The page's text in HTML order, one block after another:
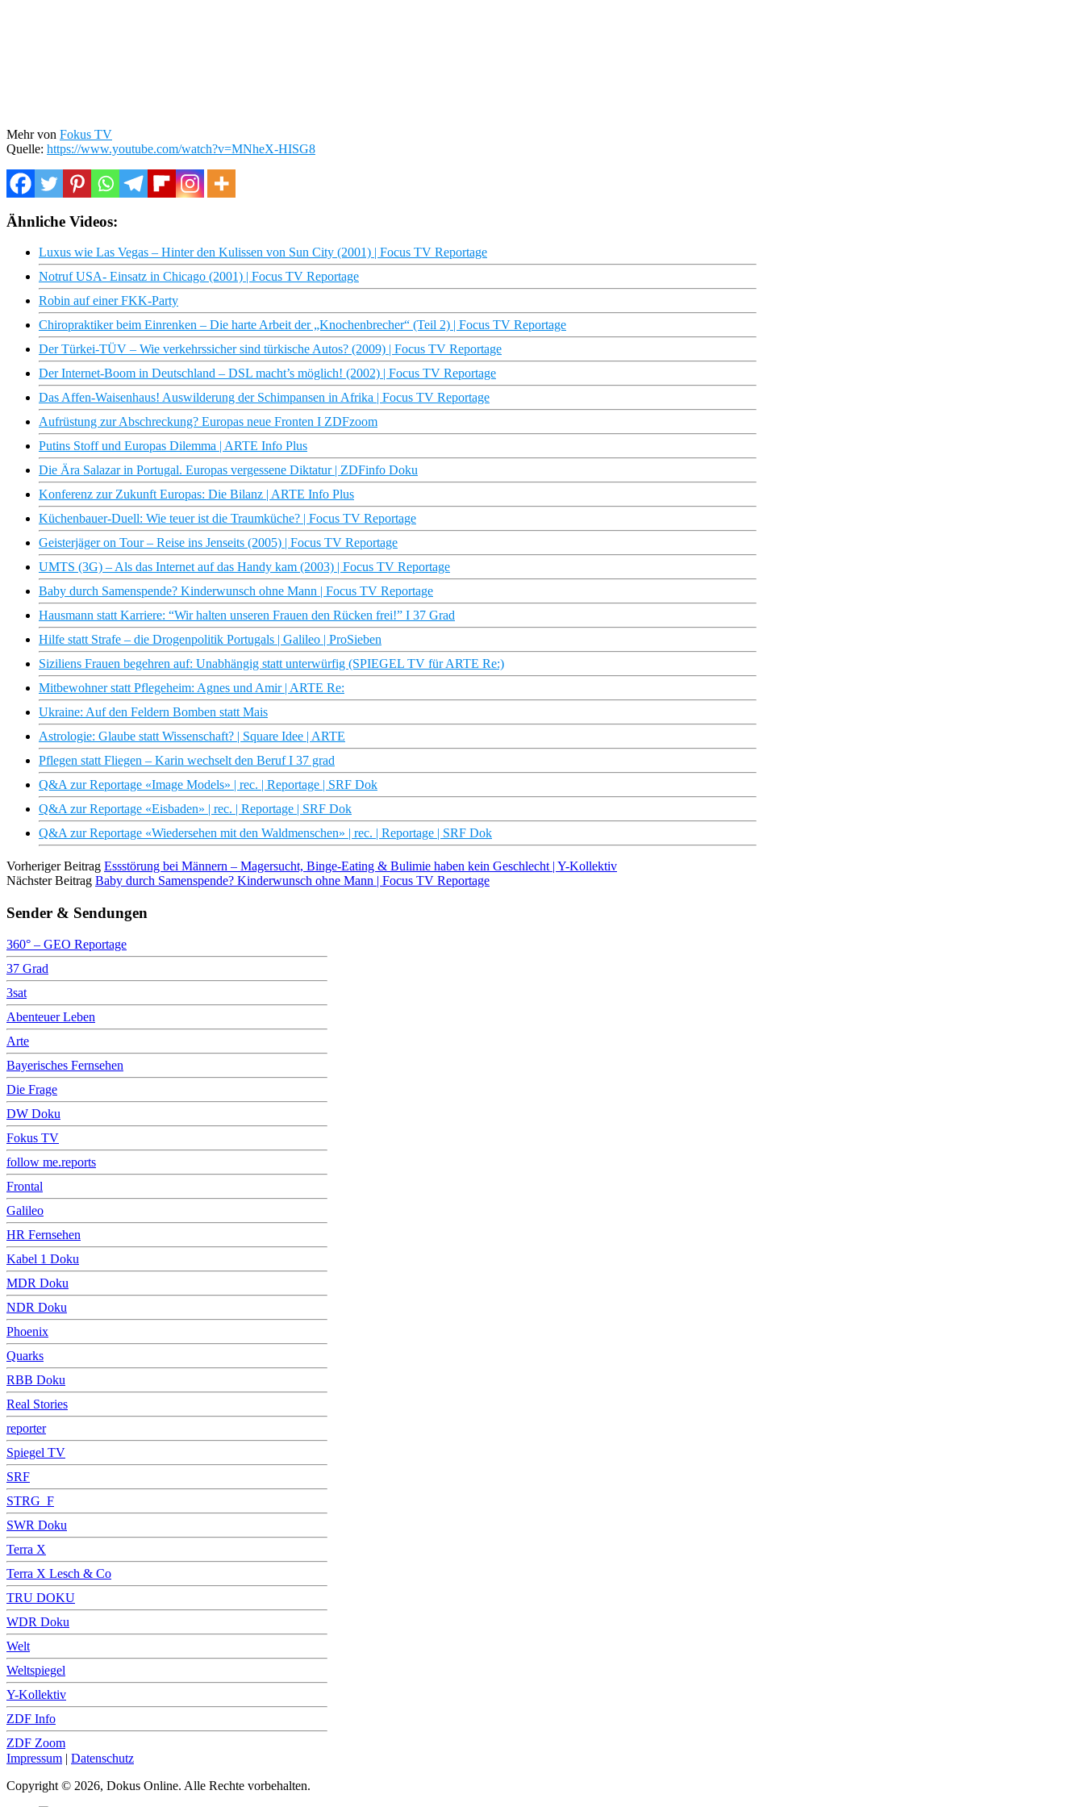
Mehr von Fokus TV
Quelle: https://www.youtube.com/watch?v=MNheX-HISG8
Ähnliche Videos:
Luxus wie Las Vegas – Hinter den Kulissen von Sun City (2001) | Focus TV Reportage
Notruf USA- Einsatz in Chicago (2001) | Focus TV Reportage
Robin auf einer FKK-Party
Chiropraktiker beim Einrenken – Die harte Arbeit der „Knochenbrecher“ (Teil 2) | Focus TV Reportage
Der Türkei-TÜV – Wie verkehrssicher sind türkische Autos? (2009) | Focus TV Reportage
Der Internet-Boom in Deutschland – DSL macht’s möglich! (2002) | Focus TV Reportage
Das Affen-Waisenhaus! Auswilderung der Schimpansen in Afrika | Focus TV Reportage
Aufrüstung zur Abschreckung? Europas neue Fronten I ZDFzoom
Putins Stoff und Europas Dilemma | ARTE Info Plus
Die Ära Salazar in Portugal. Europas vergessene Diktatur | ZDFinfo Doku
Konferenz zur Zukunft Europas: Die Bilanz | ARTE Info Plus
Küchenbauer-Duell: Wie teuer ist die Traumküche? | Focus TV Reportage
Geisterjäger on Tour – Reise ins Jenseits (2005) | Focus TV Reportage
UMTS (3G) – Als das Internet auf das Handy kam (2003) | Focus TV Reportage
Baby durch Samenspende? Kinderwunsch ohne Mann | Focus TV Reportage
Hausmann statt Karriere: “Wir halten unseren Frauen den Rücken frei!” I 37 Grad
Hilfe statt Strafe – die Drogenpolitik Portugals | Galileo | ProSieben
Siziliens Frauen begehren auf: Unabhängig statt unterwürfig (SPIEGEL TV für ARTE Re:)
Mitbewohner statt Pflegeheim: Agnes und Amir | ARTE Re:
Ukraine: Auf den Feldern Bomben statt Mais
Astrologie: Glaube statt Wissenschaft? | Square Idee | ARTE
Pflegen statt Fliegen – Karin wechselt den Beruf I 37 grad
Q&A zur Reportage «Image Models» | rec. | Reportage | SRF Dok
Q&A zur Reportage «Eisbaden» | rec. | Reportage | SRF Dok
Q&A zur Reportage «Wiedersehen mit den Waldmenschen» | rec. | Reportage | SRF Dok
Vorheriger Beitrag Essstörung bei Männern – Magersucht, Binge-Eating & Bulimie haben kein Geschlecht | Y-Kollektiv
Nächster Beitrag Baby durch Samenspende? Kinderwunsch ohne Mann | Focus TV Reportage
Sender & Sendungen
360° – GEO Reportage
37 Grad
3sat
Abenteuer Leben
Arte
Bayerisches Fernsehen
Die Frage
DW Doku
Fokus TV
follow me.reports
Frontal
Galileo
HR Fernsehen
Kabel 1 Doku
MDR Doku
NDR Doku
Phoenix
Quarks
RBB Doku
Real Stories
reporter
Spiegel TV
SRF
STRG_F
SWR Doku
Terra X
Terra X Lesch & Co
TRU DOKU
WDR Doku
Welt
Weltspiegel
Y-Kollektiv
ZDF Info
ZDF Zoom
Impressum | Datenschutz
Copyright © 2026, Dokus Online. Alle Rechte vorbehalten.